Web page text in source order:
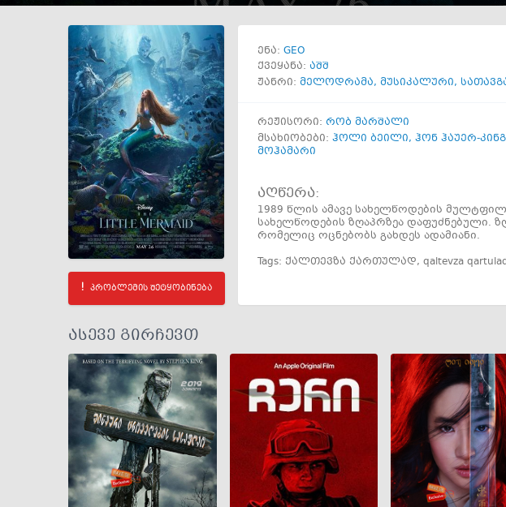
პრობლემის შეტყობინება
ენა: GEO
ქვეყანა: აშშ
ჟანრი: მელოდრამა, მუსიკალური,
რეჟისორი: რობ მარშალი
მსახიობები: ჰოლი ბეილი, ჰონ ჰაუერ-
მოჰამარი
აღწერა:
1989 წლის ამავე სახელწოდების
სახელწოდების ზღაპრზეა დაფუძნებული.
რომელიც ოცნებობს გახდეს ადამიანი.
Tags: ქალთევზა ქართულად, qaltevza
ასევე გირჩევთ